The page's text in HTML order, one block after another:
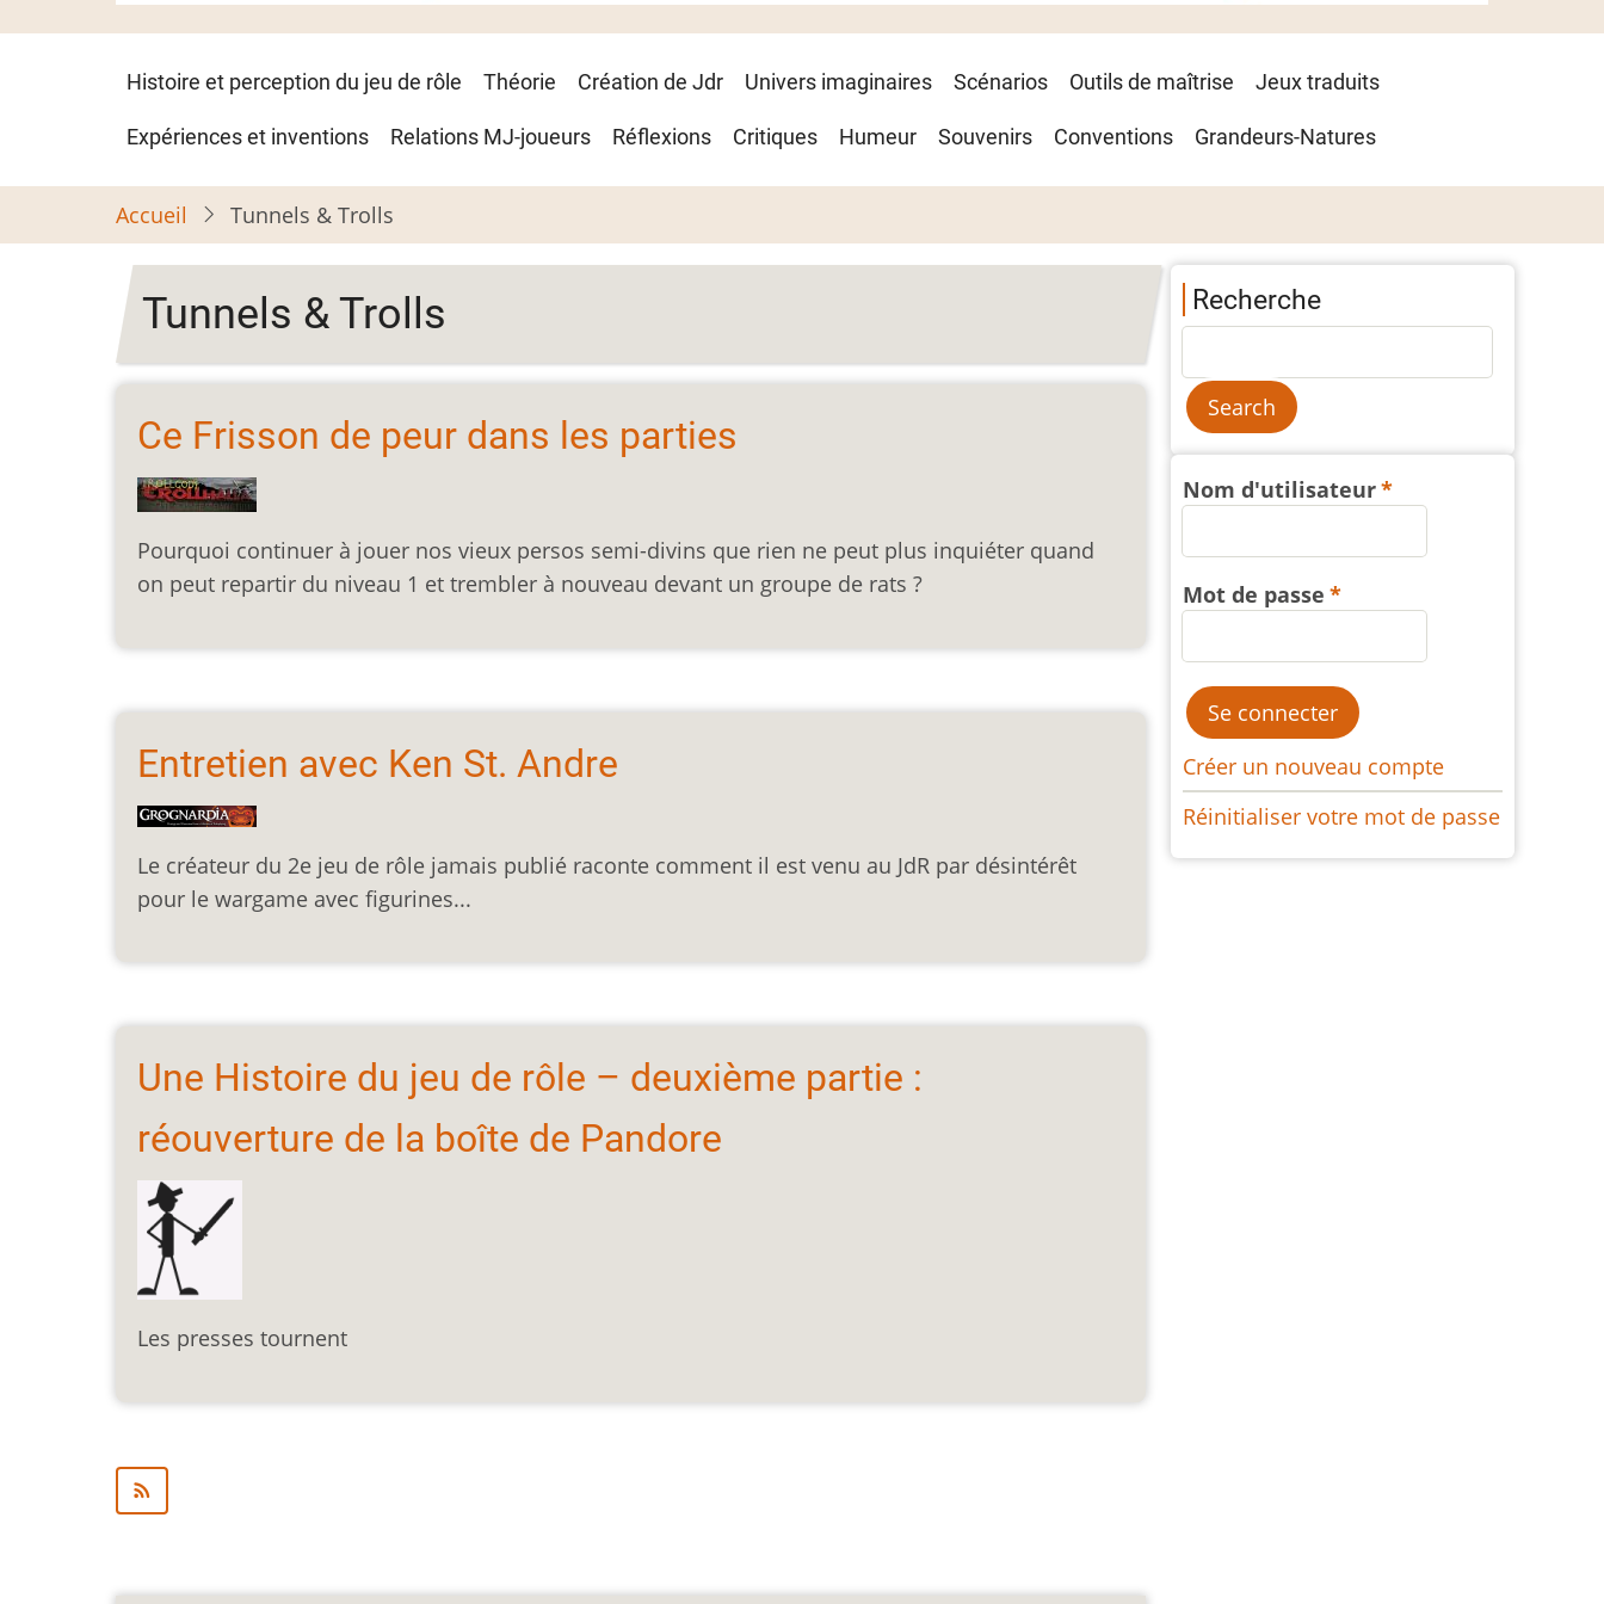
Navigation
principale
Histoire et perception du jeu de rôle Théorie Création de Jdr Univers imaginaires Scénarios Outils de maîtrise Jeux traduits
Expériences et inventions Relations MJ-joueurs Réflexions Critiques Humeur Souvenirs Conventions Grandeurs-Natures
Accueil Tunnels & Trolls
Tunnels & Trolls
Ce Frisson de peur dans les parties
Pourquoi continuer à jouer nos vieux persos semi-divins que rien ne peut plus inquiéter quand
on peut repartir du niveau 1 et trembler à nouveau devant un groupe de rats ?
Entretien avec Ken St. Andre
Le créateur du 2e jeu de rôle jamais publié raconte comment il est venu au JdR par désintérêt
pour le wargame avec figurines...
Une Histoire du jeu de rôle – deuxième partie :
réouverture de la boîte de Pandore
Les presses tournent
Recherche
Nom d'utilisateur
Mot de passe
Créer un nouveau compte
Réinitialiser votre mot de passe